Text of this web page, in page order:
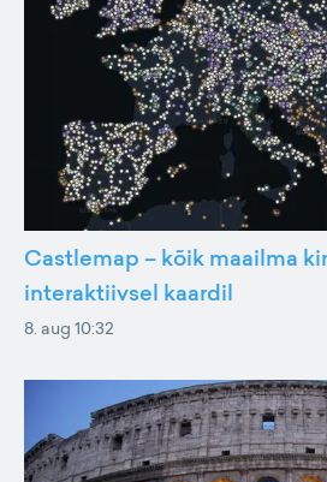
Castlemap – kõik maailma
interaktiivsel kaardil
8. aug 10:32